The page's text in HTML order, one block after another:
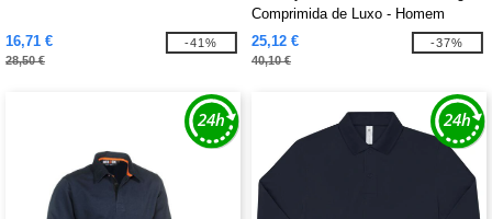
16,71 €
28,50 €
-41%
Comprimida de Luxo - Homem
25,12 €
40,10 €
-37%